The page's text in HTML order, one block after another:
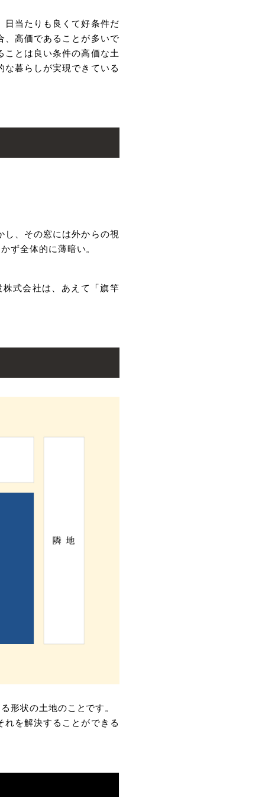
⽇当たりも良くて好条件だ
、⾼価であることが多いで
とは良い条件の⾼価な⼟
暮らしが実現できている
、その窓には外からの視
ず全体的に薄暗い。
式会社は、あえて「旗竿
形状の⼟地のことです。
を解決することができる